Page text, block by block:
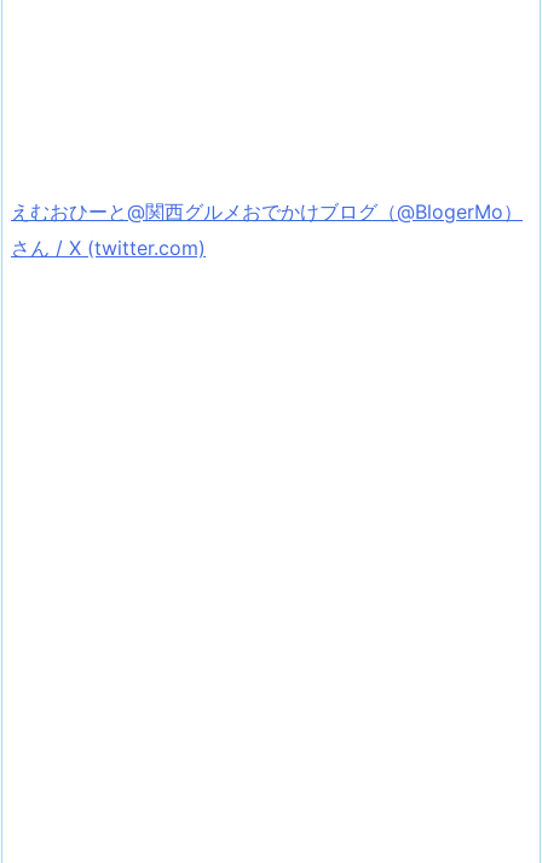
えむおひーと@関西グルメおでかけブログ（@BlogerMo）
さん / X (twitter.com)